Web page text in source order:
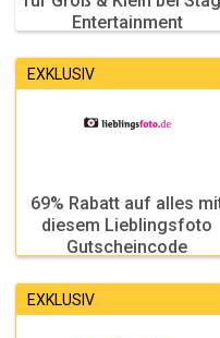
Entertainment
EXKLUSIV
Featured
69% Rabatt auf alles
diesem Lieblingsfoto
Gutscheincode
EXKLUSIV